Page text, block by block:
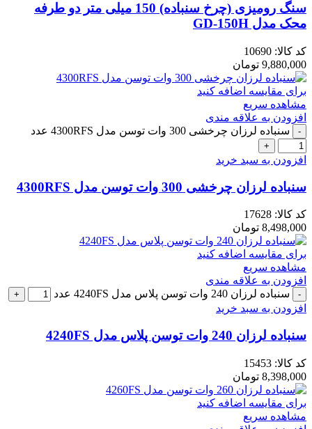
سنگ رومیزی (چرخ سنباده) 150 میلی متر دو طرفه
محک مدل GD-150H
کد کالا: 10690
9,880,000 تومان
برای مقایسه اضافه کنید
مشاهده سریع
افزودن به علاقه مندی
سنباده لرزان چرخشی 300 وات توسن مدل 4300RFS عدد
افزودن به سبد خرید
سنباده لرزان چرخشی 300 وات توسن مدل 4300RFS
کد کالا: 17628
8,498,000 تومان
برای مقایسه اضافه کنید
مشاهده سریع
افزودن به علاقه مندی
سنباده لرزان 240 وات توسن پلاس مدل 4240FS عدد
افزودن به سبد خرید
سنباده لرزان 240 وات توسن پلاس مدل 4240FS
کد کالا: 15453
8,398,000 تومان
برای مقایسه اضافه کنید
مشاهده سریع